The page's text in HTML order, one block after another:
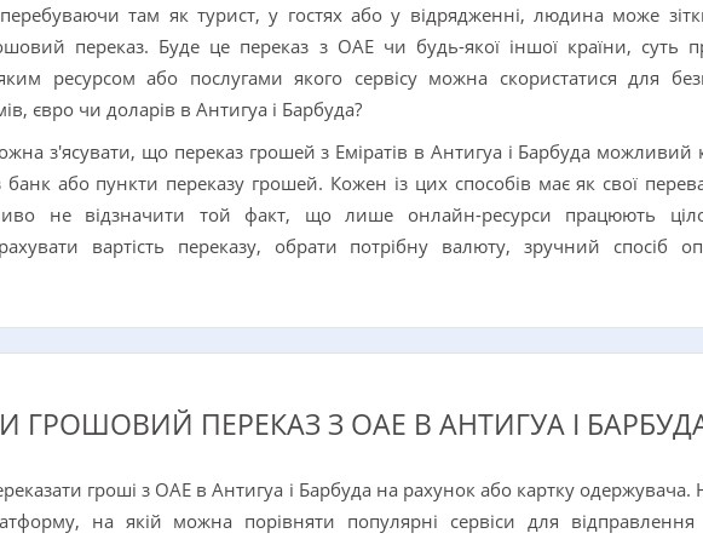
там як турист, у гостях або у відрядженні, людина може
переказ. Буде це переказ з ОАЕ чи будь-якої іншої країни, суть
ресурсом або послугами якого сервісу можна скористатися для
євро чи доларів в Антигуа і Барбуда?
з'ясувати, що переказ грошей з Еміратів в Антигуа і Барбуда можливий
або пункти переказу грошей. Кожен із цих способів має як свої
не відзначити той факт, що лише онлайн-ресурси працюють
вартість переказу, обрати потрібну валюту, зручний спосіб
ГРОШОВИЙ ПЕРЕКАЗ З ОАЕ В АНТИГУА І
гроші з ОАЕ в Антигуа і Барбуда на рахунок або картку
на якій можна порівняти популярні сервіси для